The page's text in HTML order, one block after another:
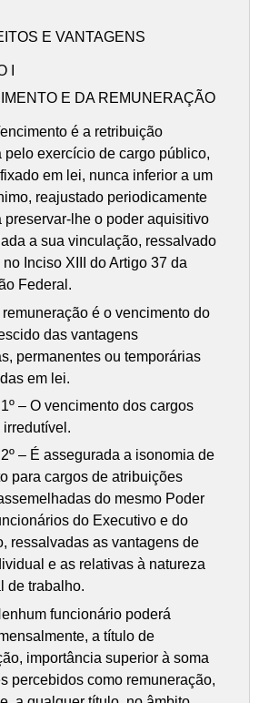
E VANTAGENS
I
E DA REMUNERAÇÃO
é a retribuição
pelo exercício de cargo público,
em lei, nunca inferior a um
reajustado periodicamente
preservar-lhe o poder aquisitivo
a sua vinculação, ressalvado
Inciso XIII do Artigo 37 da
Federal.
remuneração é o vencimento do
das vantagens
permanentes ou temporárias
em lei.
– O vencimento dos cargos
– É assegurada a isonomia de
para cargos de atribuições
do mesmo Poder
do Executivo e do
ressalvadas as vantagens de
e as relativas à natureza
de trabalho.
funcionário poderá
a título de
importância superior à soma
percebidos como remuneração,